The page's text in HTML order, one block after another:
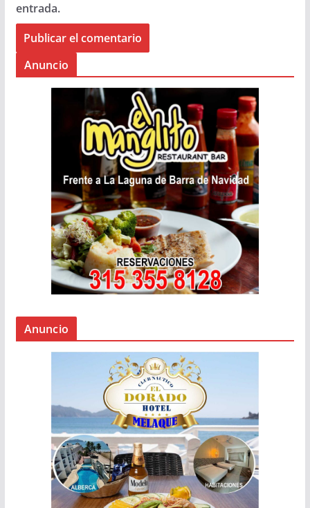
entrada.
Anuncio
Anuncio